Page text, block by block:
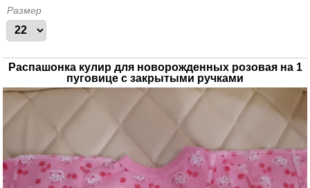
Размер
Распашонка кулир для новорожденных розовая на 1
пуговице с закрытыми ручками